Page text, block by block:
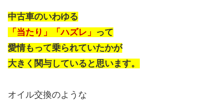
中古車のいわゆる
「当たり」「ハズレ」 って
愛情もって乗られていたかが
大きく関与していると思います。
オイル交換のような